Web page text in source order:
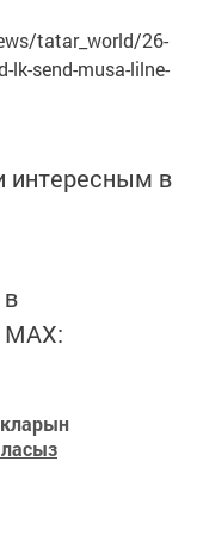
tatar_world/26-
lk-send-musa-lilne-
в
MАХ: